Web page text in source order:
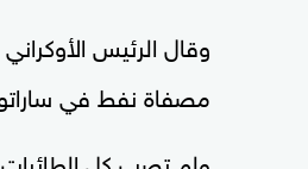
وقال الرئيس الأوكراني
‌مصفاة نفط في ساراتوف بروسيا،